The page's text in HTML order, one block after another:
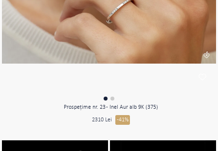
Prospeţime nr. 23 - Inel Aur alb 9K (375)
2310 Lei -41%